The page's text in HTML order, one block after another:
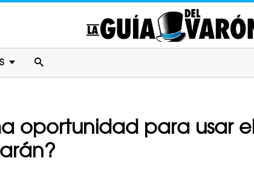
oportunidad para usar